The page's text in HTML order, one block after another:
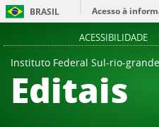
BRASIL
Acesso à
ACESSIBILIDADE
Instituto Federal Sul-rio-
Editais